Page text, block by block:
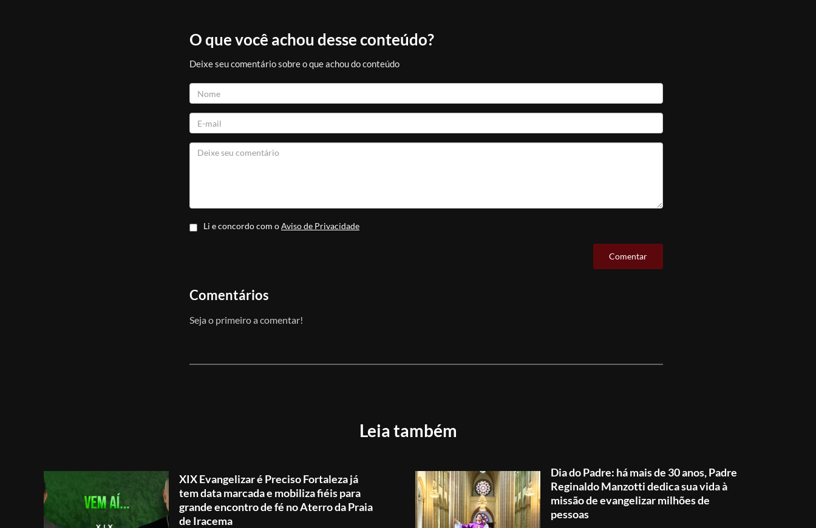
O que você achou desse conteúdo?
Deixe seu comentário sobre o que achou do conteúdo
Li e concordo com oAviso de Privacidade
Comentários
Seja o primeiro a comentar!
Leia também
XIX Evangelizar é Preciso Fortaleza já
tem data marcada e mobiliza fiéis para
grande encontro de fé no Aterro da Praia
de Iracema
Dia do Padre: há mais de 30 anos, Padre
Reginaldo Manzotti dedica sua vida à
missão de evangelizar milhões de
pessoas